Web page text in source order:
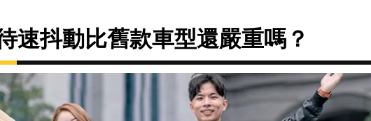
速抖動比舊款車型還嚴重嗎？